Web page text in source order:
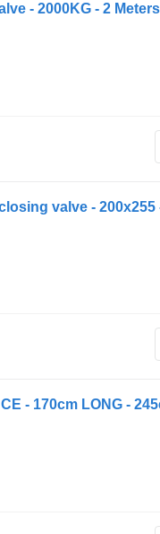
- 2000KG - 2
valve - 200x255
- 170cm LONG -